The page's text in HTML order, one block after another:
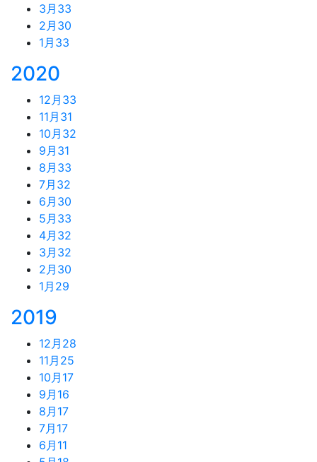
3月 33
2月 30
1月 33
2020
12月 33
11月 31
10月 32
9月 31
8月 33
7月 32
6月 30
5月 33
4月 32
3月 32
2月 30
1月 29
2019
12月 28
11月 25
10月 17
9月 16
8月 17
7月 17
6月 11